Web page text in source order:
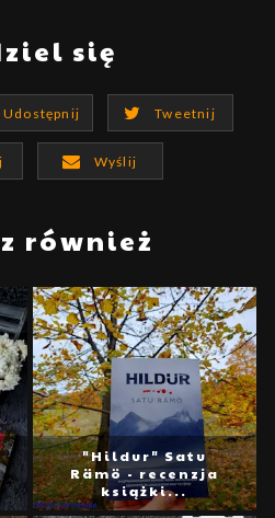
się
Udostępnij Tweetnij
Wyślij
również
"Hildur" Satu
Rämö - recenzja
książki...